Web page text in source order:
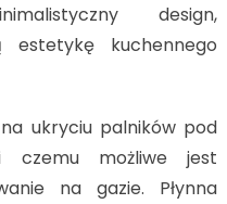
design,
kuchennego
ukryciu palników pod
czemu możliwe jest
na gazie. Płynna